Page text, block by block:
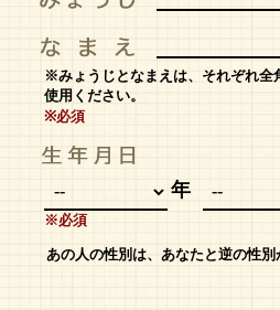
※みょうじとなまえは、それぞれ全
使用ください。
※必須
年
※必須
あの人の性別は、あなたと逆の性別